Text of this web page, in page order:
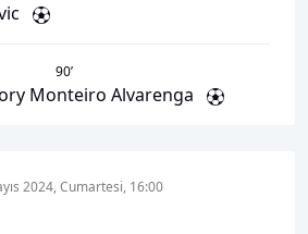
90’
Monteiro Alvarenga
2024, Cumartesi, 16:00